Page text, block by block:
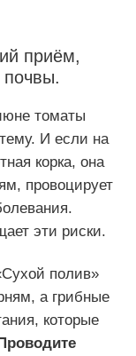
приём,
почвы.
томаты
И если на
корка, она
провоцирует
эти риски.
полив»
а грибные
которые